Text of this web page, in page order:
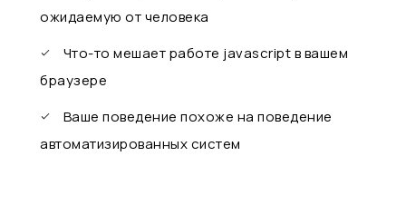
ожидаемую от человека
Что-то мешает работе javascript в вашем
браузере
Ваше поведение похоже на поведение
автоматизированных систем